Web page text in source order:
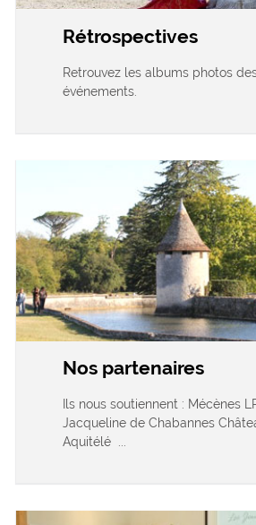
Rétrospectives
Retrouvez les albums photos
événements.
Nos partenaires
Ils nous soutiennent : Mécènes
Jacqueline de Chabannes
Aquitélé ...